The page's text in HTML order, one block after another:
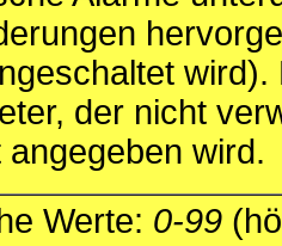
der nicht
angegeben wird.
Werte: 0-99